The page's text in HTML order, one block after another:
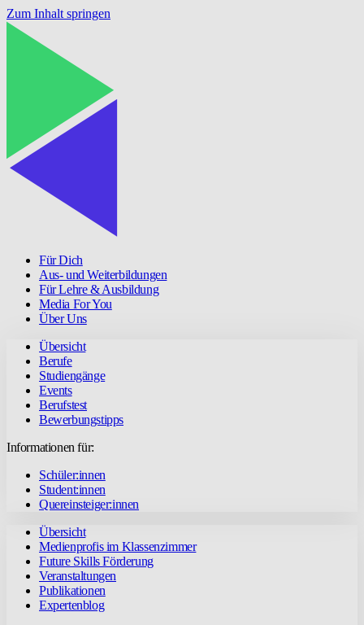
Zum Inhalt springen
Für Dich
Aus- und Weiterbildungen
Für Lehre & Ausbildung
Media For You
Über Uns
Übersicht
Berufe
Studiengänge
Events
Berufstest
Bewerbungstipps
Informationen für:
Schüler:innen
Student:innen
Quereinsteiger:innen
Übersicht
Medienprofis im Klassenzimmer
Future Skills Förderung
Veranstaltungen
Publikationen
Expertenblog